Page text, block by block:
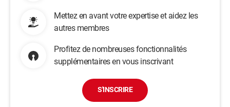
Mettez en avant votre expertise et aidez les
autres membres
Profitez de nombreuses fonctionnalités
supplémentaires en vous inscrivant
S'INSCRIRE